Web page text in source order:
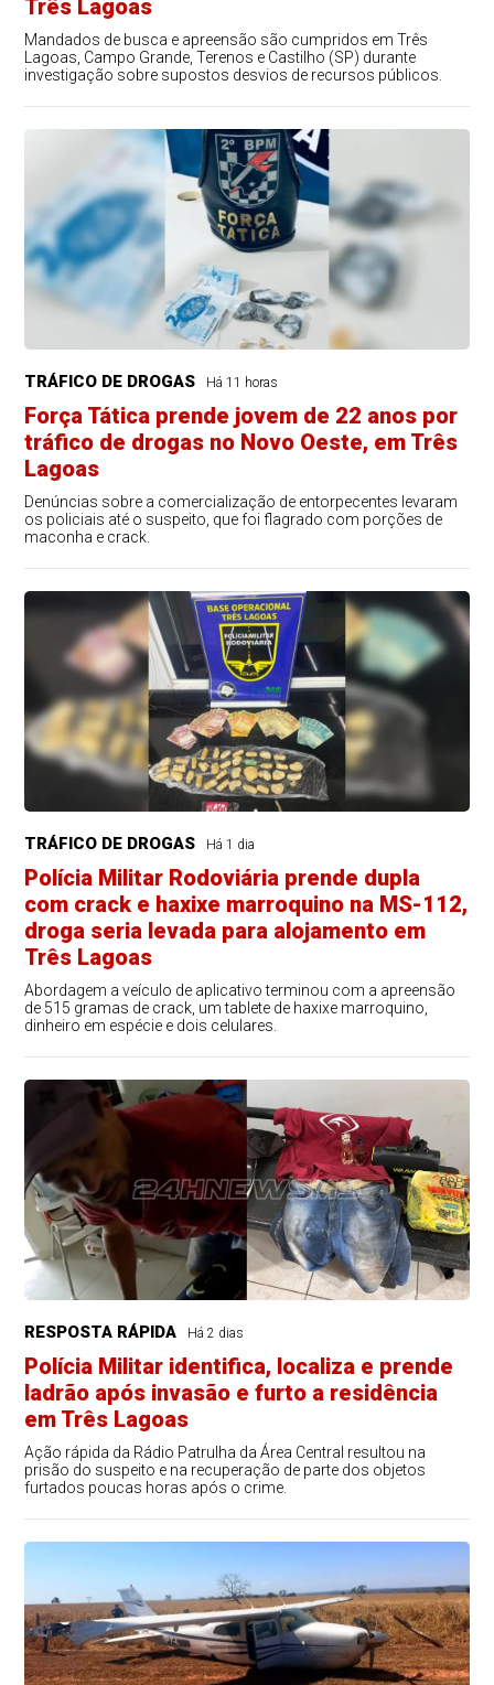
Três Lagoas
Mandados de busca e apreensão são cumpridos em Três
Lagoas, Campo Grande, Terenos e Castilho (SP) durante
investigação sobre supostos desvios de recursos públicos.
TRÁFICO DE DROGAS Há 11 horas
Força Tática prende jovem de 22 anos por
tráfico de drogas no Novo Oeste, em Três
Lagoas
Denúncias sobre a comercialização de entorpecentes levaram
os policiais até o suspeito, que foi flagrado com porções de
maconha e crack.
TRÁFICO DE DROGAS Há 1 dia
Polícia Militar Rodoviária prende dupla
com crack e haxixe marroquino na MS-112,
droga seria levada para alojamento em
Três Lagoas
Abordagem a veículo de aplicativo terminou com a apreensão
de 515 gramas de crack, um tablete de haxixe marroquino,
dinheiro em espécie e dois celulares.
RESPOSTA RÁPIDA Há 2 dias
Polícia Militar identifica, localiza e prende
ladrão após invasão e furto a residência
em Três Lagoas
Ação rápida da Rádio Patrulha da Área Central resultou na
prisão do suspeito e na recuperação de parte dos objetos
furtados poucas horas após o crime.